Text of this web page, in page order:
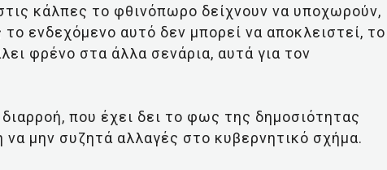
κάλπες το φθινόπωρο δείχνουν να υποχωρούν,
ενδεχόμενο αυτό δεν μπορεί να αποκλειστεί, το
φρένο στα άλλα σενάρια, αυτά για τον
που έχει δει το φως της δημοσιότητας
μην συζητά αλλαγές στο κυβερνητικό σχήμα.